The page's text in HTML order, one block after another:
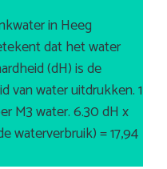
in Heeg
dat het water
(dH) is de
van water uitdrukken. 1
M3 water. 6.30 dH x
waterverbruik) = 17,94